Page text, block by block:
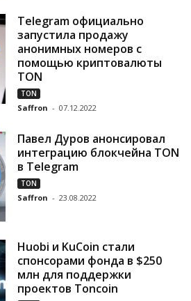
Telegram официально
запустила продажу
анонимных номеров с
помощью криптовалюты
TON
TON
Saffron - 07.12.2022
Павел Дуров анонсировал
интеграцию блокчейна TON
в Telegram
TON
Saffron - 23.08.2022
Huobi и KuCoin стали
спонсорами фонда в $250
млн для поддержки
проектов Toncoin